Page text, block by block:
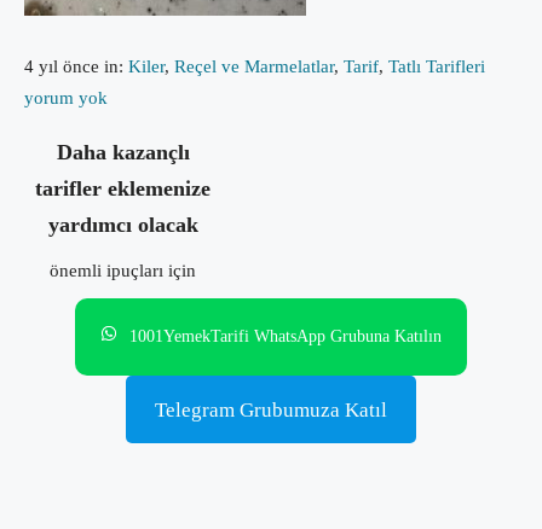
4 yıl önce in: Kiler, Reçel ve Marmelatlar, Tarif, Tatlı Tarifleri
yorum yok
Daha kazançlı
tarifler eklemenize
yardımcı olacak
önemli ipuçları için
1001YemekTarifi WhatsApp Grubuna Katılın
Telegram Grubumuza Katıl